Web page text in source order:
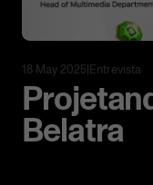
18 May 2025|Entrevista
Belatra